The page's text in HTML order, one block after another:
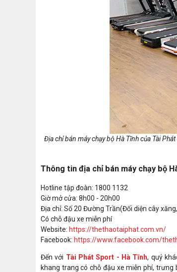
Địa chỉ bán máy chạy bộ Hà Tĩnh của Tài
Thông tin địa chỉ bán máy chạy bộ
Hotline tập đoàn: 1800 1132
Giờ mở cửa: 8h00 - 20h00
Địa chỉ: Số 20 Đường Trần(Đối diện cây
Có chỗ đậu xe miễn phí
Website: https://thethaotaiphat.com.vn/
Facebook: https://www.facebook.com/
Đến với Tài Phát Sport - Hà Tĩnh, quý
khang trang có chỗ đậu xe miễn phí,